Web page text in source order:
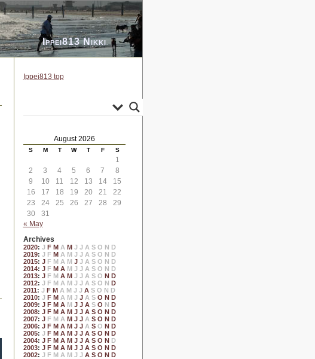
Ippei813 Nikki
Ippei813 top
August 2026
S M T W T F S
1
2
3 4 5 6 7
8
9
10 11 12 13 14
15
16
17 18 19 20 21
22
23
24 25 26 27 28
29
30
31
« May
Archives
2020: J F M A M J J A S O N D
2019: J F M A M J J A S O N D
2015: J F M A M J J A S O N D
2014: J F M A M J J A S O N D
2013: J F M A M J J A S O N D
2012: J F M A M J J A S O N D
2011: J F M A M J J A S O N D
2010: J F M A M J J A S O N D
2009: J F M A M J J A S O N D
2008: J F M A M J J A S O N D
2007: J F M A M J J A S O N D
2006: J F M A M J J A S O N D
2005: J F M A M J J A S O N D
2004: J F M A M J J A S O N D
2003: J F M A M J J A S O N D
2002: J F M A M J J A S O N D